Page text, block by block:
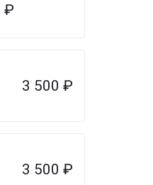
₽
3 500 ₽
3 500 ₽